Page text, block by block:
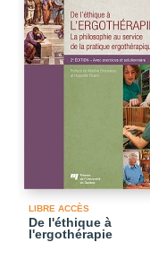
LIBRE ACCÈS
De l'éthique à
l'ergothérapie